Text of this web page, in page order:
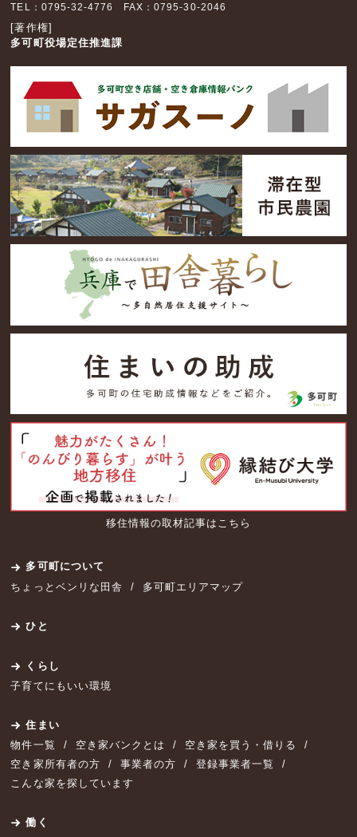
TEL：0795-32-4776 FAX：0795-30-2046
[著作権]
多可町役場定住推進課
移住情報の取材記事はこちら
多可町について
ちょっとベンリな田舎
多可町エリアマップ
ひと
くらし
子育てにもいい環境
住まい
物件一覧
空き家バンクとは
空き家を買う・借りる
空き家所有者の方
事業者の方
登録事業者一覧
こんな家を探しています
働く